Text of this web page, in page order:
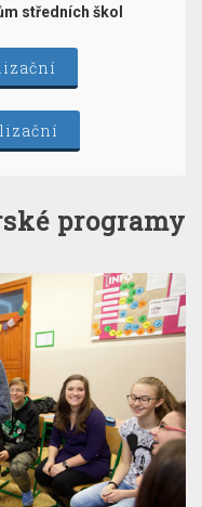
středních škol
programy